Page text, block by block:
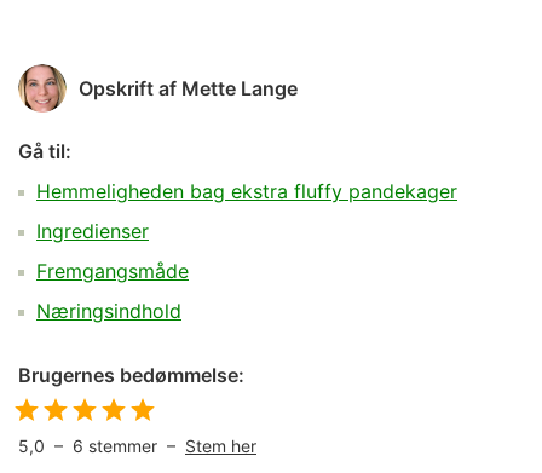
Opskrift af Mette Lange
Gå til:
Hemmeligheden bag ekstra fluffy pandekager
Ingredienser
Fremgangsmåde
Næringsindhold
Brugernes bedømmelse:
5,0 – 6 stemmer – Stem her